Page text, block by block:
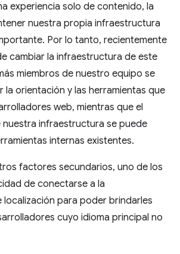
experiencia solo de contenido, la
nuestra propia infraestructura
Por lo tanto, recientemente
cambiar la infraestructura de este
miembros de nuestro equipo se
la orientación y las herramientas que
web, mientras que el
nuestra infraestructura se puede
internas existentes.
factores secundarios, uno de los
de conectarse a la
para poder brindarles
cuyo idioma principal no